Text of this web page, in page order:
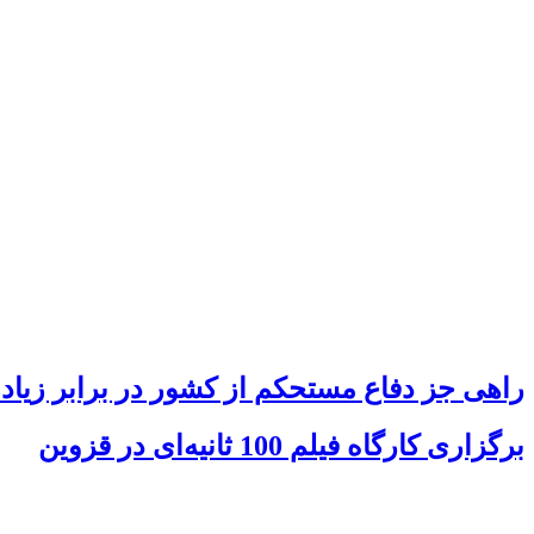
راهی جز دفاع مستحکم از کشور در برابر
برگزاری کارگاه فیلم 100 ثانیه‌ای در قزوین